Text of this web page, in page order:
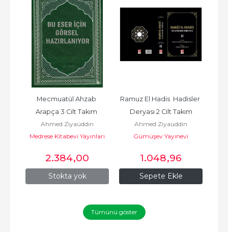
Sepete Ekle
Ramuz El Hadis  Hadisler
Deryası 2 Cilt Takım
Ahmed Ziyaüddin
Gümüşhanevi أحمد ضياء
Gümüşev Yayınevi
1.048,96
Stokta yok
Veliler ve Tarikatlarda
Usül -Camiul Usül
Tasavvuf
Ahmed Ziyaüddin
Gümüşhanevi أحمد ضياء
Pamuk Yayınları
0,00
Tümünü göster